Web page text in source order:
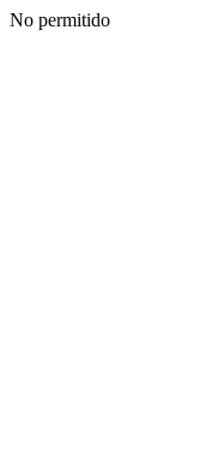
No permitido